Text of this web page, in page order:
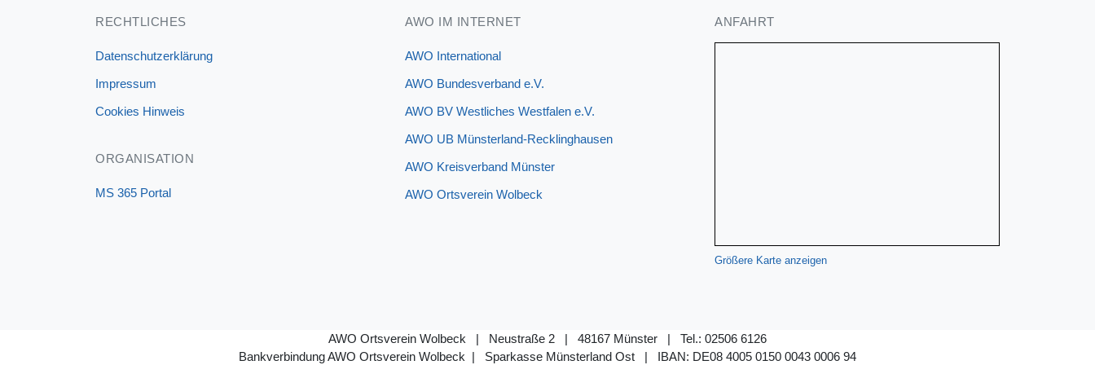
RECHTLICHES
Datenschutzerklärung
Impressum
Cookies Hinweis
ORGANISATION
MS 365 Portal
AWO IM INTERNET
AWO International
AWO Bundesverband e.V.
AWO BV Westliches Westfalen e.V.
AWO UB Münsterland-Recklinghausen
AWO Kreisverband Münster
AWO Ortsverein Wolbeck
ANFAHRT
Größere Karte anzeigen
AWO Ortsverein Wolbeck | Neustraße 2 | 48167 Münster | Tel.: 02506 6126
Bankverbindung AWO Ortsverein Wolbeck | Sparkasse Münsterland Ost | IBAN: DE08 4005 0150 0043 0006 94